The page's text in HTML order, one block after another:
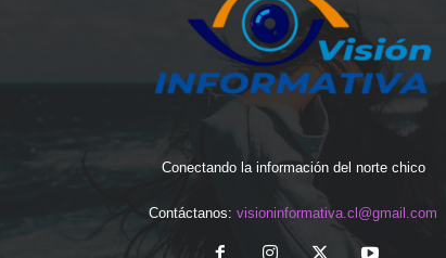
Conectando la información del norte chico
Contáctanos: visioninformativa.cl@gmail.com